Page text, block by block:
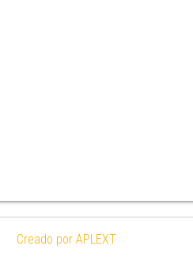
Creado por APLEXT